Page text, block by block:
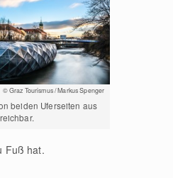
© Graz Tourismus / Markus Spenger
beiden Uferseiten aus
Fuß hat.